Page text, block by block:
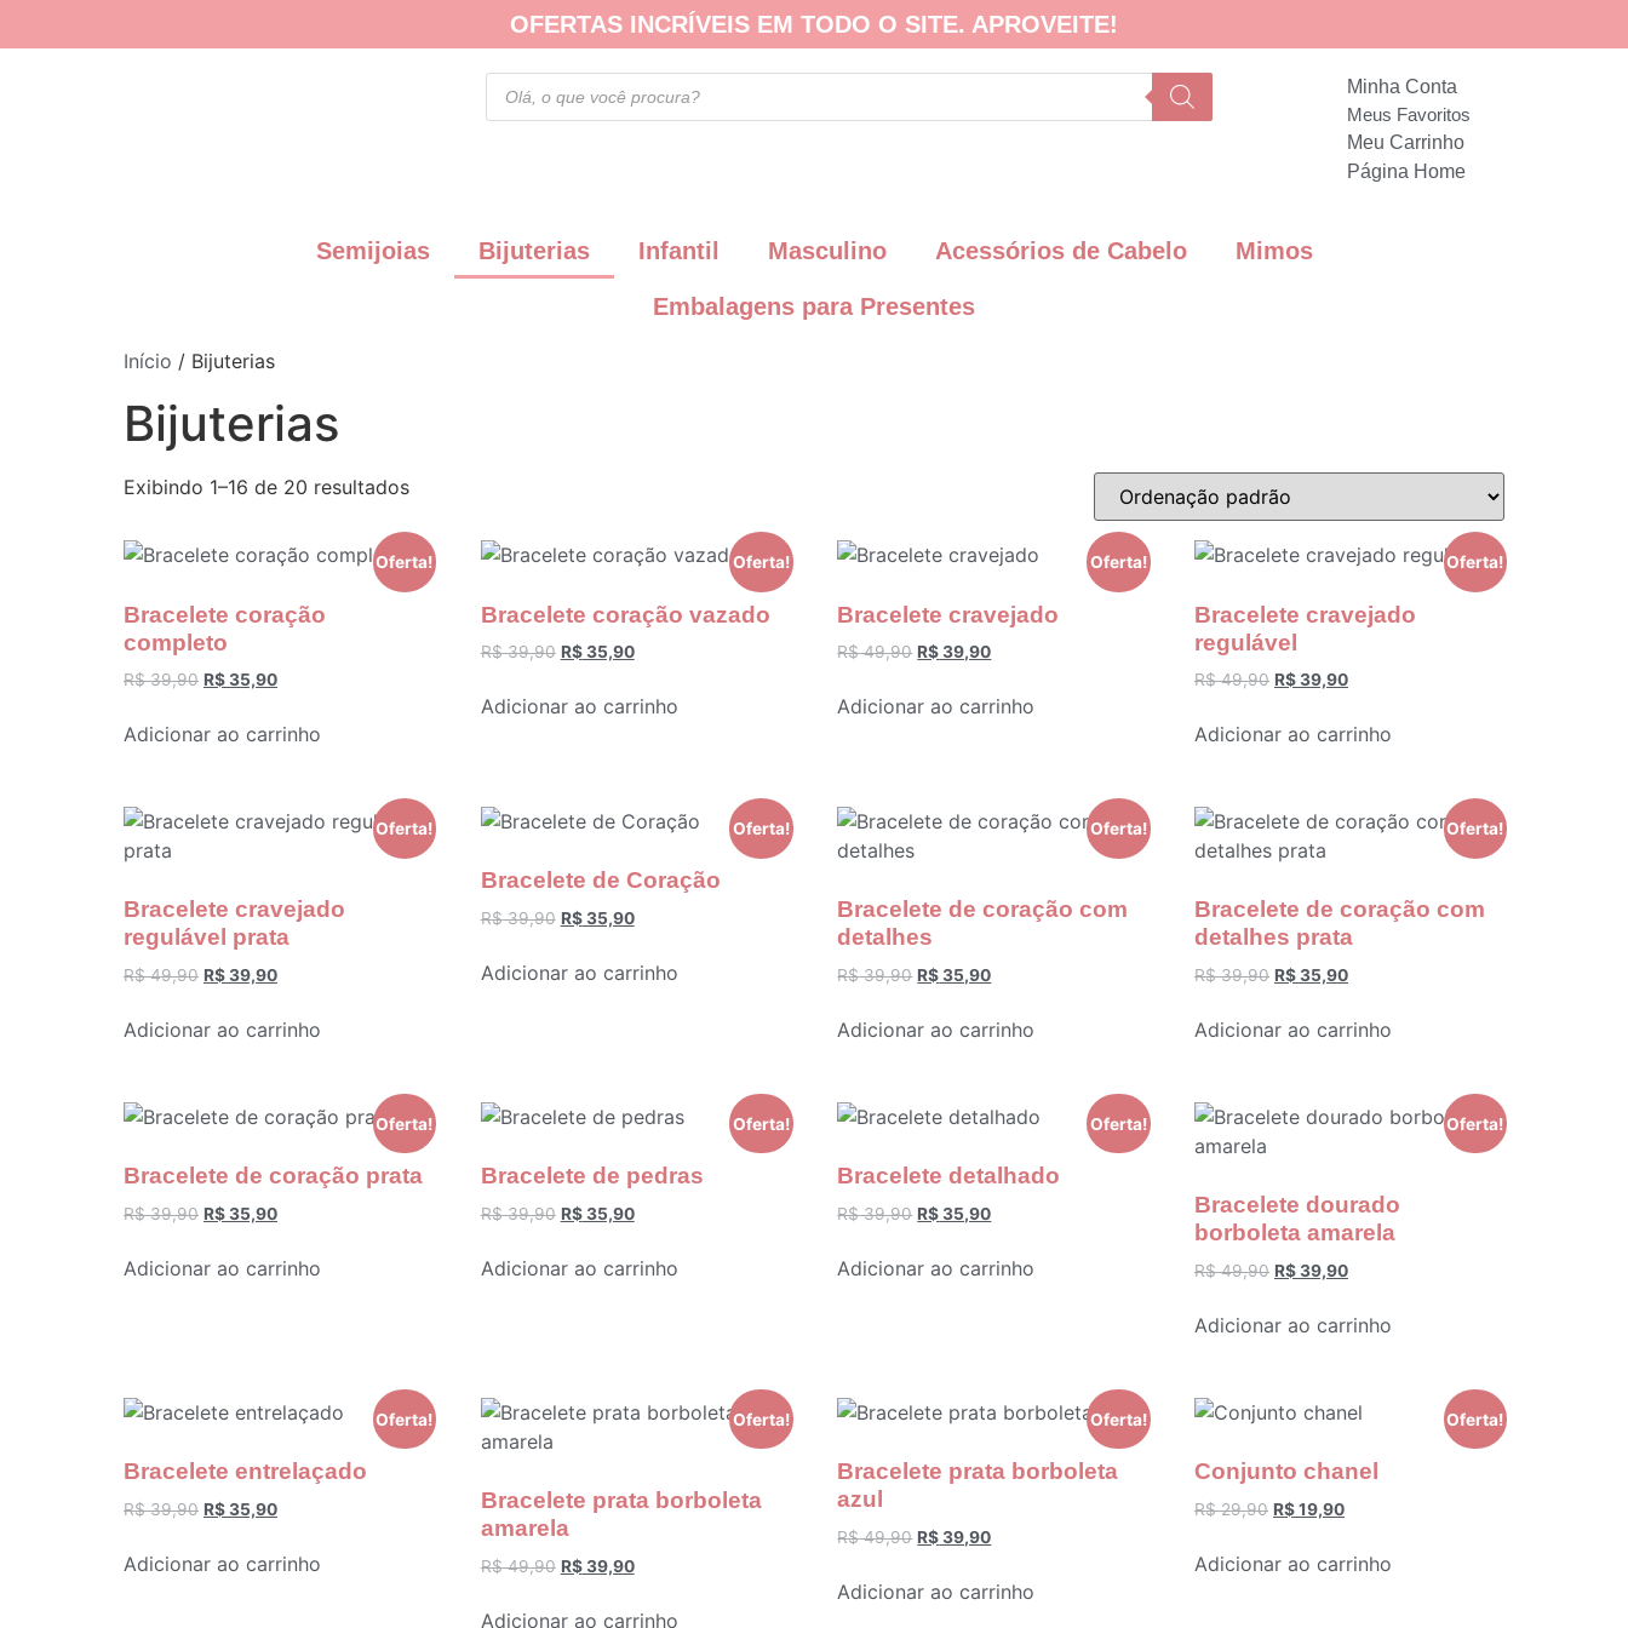
OFERTAS INCRÍVEIS EM TODO O SITE. APROVEITE!
Minha Conta
Meus Favoritos
Meu Carrinho
Página Home
Semijoias Bijuterias Infantil Masculino Acessórios de Cabelo Mimos
Embalagens para Presentes
Início / Bijuterias
Bijuterias
Exibindo 1–16 de 20 resultados
Oferta!
Bracelete coração
completo
R$39,90 R$35,90
Adicionar ao carrinho
Oferta!
Bracelete coração vazado
R$39,90 R$35,90
Adicionar ao carrinho
Oferta!
Bracelete cravejado
R$49,90 R$39,90
Adicionar ao carrinho
Oferta!
Bracelete cravejado
regulável
R$49,90 R$39,90
Adicionar ao carrinho
Oferta!
Bracelete cravejado
regulável prata
R$49,90 R$39,90
Adicionar ao carrinho
Oferta!
Bracelete de Coração
R$39,90 R$35,90
Adicionar ao carrinho
Oferta!
Bracelete de coração com
detalhes
R$39,90 R$35,90
Adicionar ao carrinho
Oferta!
Bracelete de coração com
detalhes prata
R$39,90 R$35,90
Adicionar ao carrinho
Oferta!
Bracelete de coração prata
R$39,90 R$35,90
Adicionar ao carrinho
Oferta!
Bracelete de pedras
R$39,90 R$35,90
Adicionar ao carrinho
Oferta!
Bracelete detalhado
R$39,90 R$35,90
Adicionar ao carrinho
Oferta!
Bracelete dourado
borboleta amarela
R$49,90 R$39,90
Adicionar ao carrinho
Oferta!
Bracelete entrelaçado
R$39,90 R$35,90
Adicionar ao carrinho
Oferta!
Bracelete prata borboleta
amarela
R$49,90 R$39,90
Adicionar ao carrinho
Oferta!
Bracelete prata borboleta
azul
R$49,90 R$39,90
Adicionar ao carrinho
Oferta!
Conjunto chanel
R$29,90 R$19,90
Adicionar ao carrinho